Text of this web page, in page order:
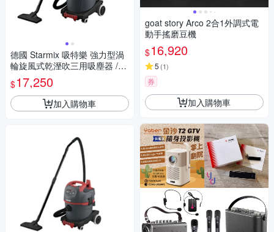
德國 Starmix 吸特樂 強力型渦
輪旋風式乾溼吹三用吸塵器 /台
NSG uClean-1432
$17,250
加入購物車
goat story Arco 2合1外調式電
動手搖磨豆機
$16,920
5 (1)
券
加入購物車